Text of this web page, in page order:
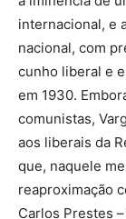
internacional, e
nacional, com
cunho liberal e
em 1930.
comunistas,
aos liberais da
que, naquele
reaproximação
Carlos Prestes